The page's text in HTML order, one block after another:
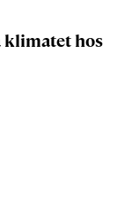
klimatet hos